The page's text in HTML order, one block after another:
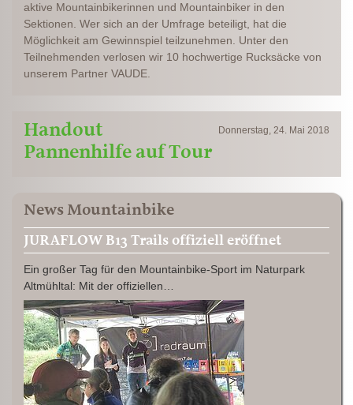
aktive Mountainbikerinnen und Mountainbiker in den
Sektionen. Wer sich an der Umfrage beteiligt, hat die
Möglichkeit am Gewinnspiel teilzunehmen. Unter den
Teilnehmenden verlosen wir 10 hochwertige Rucksäcke von
unserem Partner VAUDE.
Donnerstag, 24. Mai 2018
Handout
Pannenhilfe auf Tour
News Mountainbike
JURAFLOW B13 Trails offiziell eröffnet
Ein großer Tag für den Mountainbike-Sport im Naturpark
Altmühltal: Mit der offiziellen…